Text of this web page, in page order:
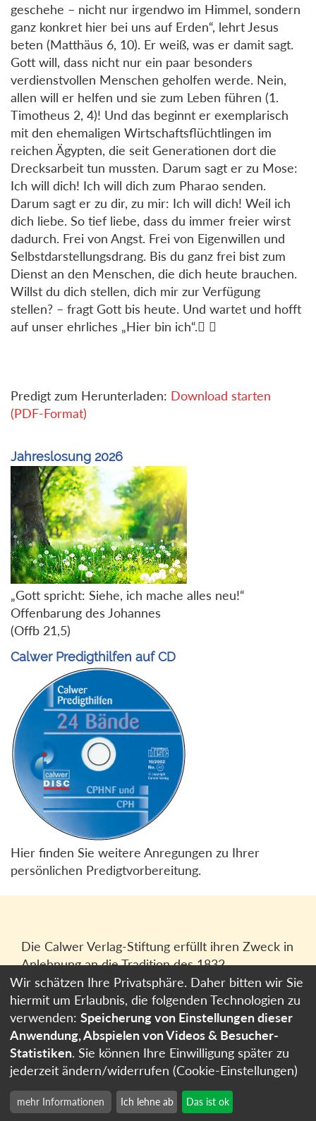
geschehe – nicht nur irgendwo im Himmel, sondern
ganz konkret hier bei uns auf Erden“, lehrt Jesus
beten (Matthäus 6, 10). Er weiß, was er damit sagt.
Gott will, dass nicht nur ein paar besonders
verdienstvollen Menschen geholfen werde. Nein,
allen will er helfen und sie zum Leben führen (1.
Timotheus 2, 4)! Und das beginnt er exemplarisch
mit den ehemaligen Wirtschaftsflüchtlingen im
reichen Ägypten, die seit Generationen dort die
Drecksarbeit tun mussten. Darum sagt er zu Mose:
Ich will dich! Ich will dich zum Pharao senden.
Darum sagt er zu dir, zu mir: Ich will dich! Weil ich
dich liebe. So tief liebe, dass du immer freier wirst
dadurch. Frei von Angst. Frei von Eigenwillen und
Selbstdarstellungsdrang. Bis du ganz frei bist zum
Dienst an den Menschen, die dich heute brauchen.
Willst du dich stellen, dich mir zur Verfügung
stellen? – fragt Gott bis heute. Und wartet und hofft
auf unser ehrliches „Hier bin ich“. 
Predigt zum Herunterladen: Download starten
(PDF-Format)
Jahreslosung 2026
„Gott spricht: Siehe, ich mache alles neu!“
Offenbarung des Johannes
(Offb 21,5)
Calwer Predigthilfen auf CD
Hier finden Sie weitere Anregungen zu Ihrer
persönlichen Predigtvorbereitung.
Die Calwer Verlag-Stiftung erfüllt ihren Zweck in
Anlehnung an die Tradition des 1832
gegründeten Calwer Verlagsvereins, der
heutigen Calwer Verlag Bücher und Medien
GmbHin Stuttgart.
Impressum
Datenschutzerklärung
Cookie-Einstellungen
Wir schätzen Ihre Privatsphäre. Daher bitten wir Sie
hiermit um Erlaubnis, die folgenden Technologien zu
verwenden: Speicherung von Einstellungen dieser
Anwendung, Abspielen von Videos & Besucher-
Statistiken. Sie können Ihre Einwilligung später zu
jederzeit ändern/widerrufen (Cookie-Einstellungen)
mehr Informationen Ich lehne ab Das ist ok